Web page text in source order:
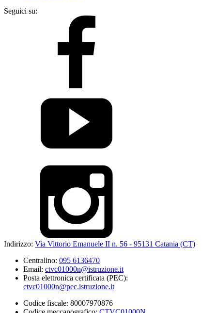
Seguici su:
Indirizzo: Via Vittorio Emanuele II n. 56 - 95131 Catania (CT)
Centralino: 095 6136470
Email: ctvc01000n@istruzione.it
Posta elettronica certificata (PEC):
ctvc01000n@pec.istruzione.it
Codice fiscale: 80007970876